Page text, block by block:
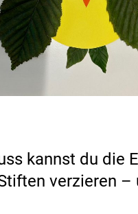
kannst du die
verzieren –